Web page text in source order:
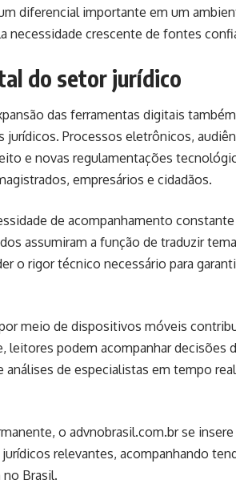
diferencial importante em um
necessidade crescente de fontes
do setor jurídico
das ferramentas digitais
Processos eletrônicos,
e novas regulamentações
empresários e cidadãos.
de acompanhamento
assumiram a função de traduzir
o rigor técnico necessário para
meio de dispositivos móveis
leitores podem acompanhar decisões
análises de especialistas em tempo
o advnobrasil.com.br se
relevantes, acompanhando
Brasil.